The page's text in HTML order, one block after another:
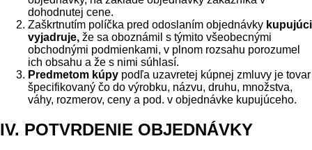
dohodnutej cene.
Zaškrtnutím políčka pred odoslaním objednávky kupujúci
vyjadruje, že sa oboznámil s týmito všeobecnými
obchodnými podmienkami, v plnom rozsahu porozumel
ich obsahu a že s nimi súhlasí.
Predmetom kúpy podľa uzavretej kúpnej zmluvy je tovar
špecifikovaný čo do výrobku, názvu, druhu, množstva,
váhy, rozmerov, ceny a pod. v objednávke kupujúceho.
IV. POTVRDENIE OBJEDNÁVKY